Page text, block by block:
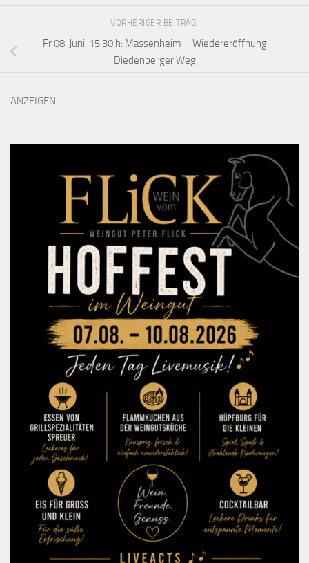
VORHERIGER BEITRAG
Fr 08. Juni, 15:30 h: Massenheim – Wiedereröffnung
Diedenberger Weg
ANZEIGEN